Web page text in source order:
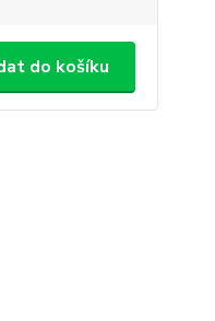
do košíku